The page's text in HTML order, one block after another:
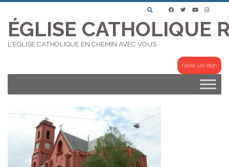
Skip
contentÉGLISE CATHOLIQUE
L'EGLISE CATHOLIQUE EN CHEMIN AVEC VOUS
Faire un don